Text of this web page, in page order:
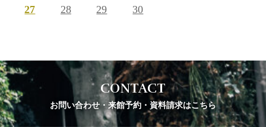
27
28 29 30
CONTACT
お問い合わせ・来館予約・資料請求はこちら